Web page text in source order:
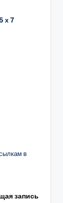
х 7
в
запись